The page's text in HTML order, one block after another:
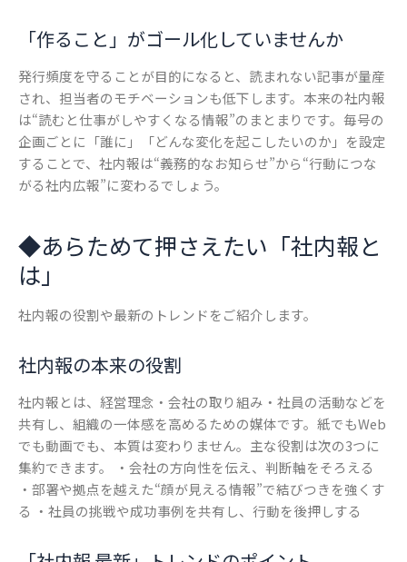
「作ること」がゴール化していませんか
発行頻度を守ることが目的になると、読まれない記事が量産
され、担当者のモチベーションも低下します。本来の社内報
は“読むと仕事がしやすくなる情報”のまとまりです。毎号の
企画ごとに「誰に」「どんな変化を起こしたいのか」を設定
することで、社内報は“義務的なお知らせ”から“行動につな
がる社内広報”に変わるでしょう。
◆あらためて押さえたい「社内報と
は」
社内報の役割や最新のトレンドをご紹介します。
社内報の本来の役割
社内報とは、経営理念・会社の取り組み・社員の活動などを
共有し、組織の一体感を高めるための媒体です。紙でもWeb
でも動画でも、本質は変わりません。主な役割は次の3つに
集約できます。 ・会社の方向性を伝え、判断軸をそろえる
・部署や拠点を越えた“顔が見える情報”で結びつきを強くす
る ・社員の挑戦や成功事例を共有し、行動を後押しする